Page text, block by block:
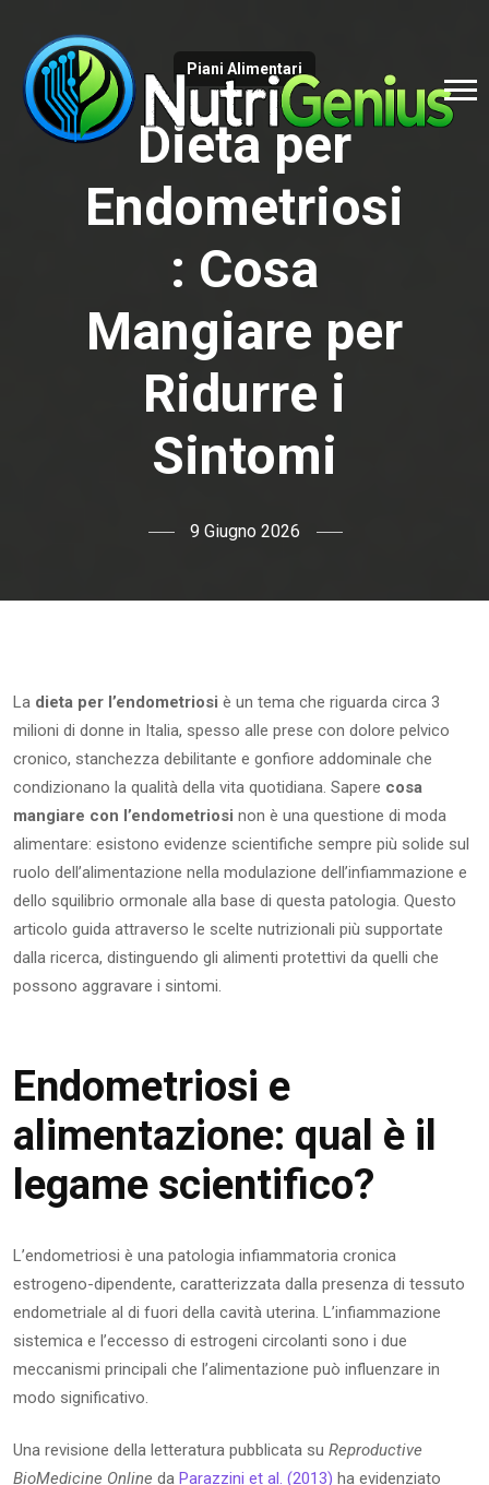
Piani Alimentari
Dieta per
Endometriosi
: Cosa
Mangiare per
Ridurre i
Sintomi
9 Giugno 2026
La dieta per l’endometriosi è un tema che riguarda circa 3
milioni di donne in Italia, spesso alle prese con dolore pelvico
cronico, stanchezza debilitante e gonfiore addominale che
condizionano la qualità della vita quotidiana. Sapere cosa
mangiare con l’endometriosi non è una questione di moda
alimentare: esistono evidenze scientifiche sempre più solide sul
ruolo dell’alimentazione nella modulazione dell’infiammazione e
dello squilibrio ormonale alla base di questa patologia. Questo
articolo guida attraverso le scelte nutrizionali più supportate
dalla ricerca, distinguendo gli alimenti protettivi da quelli che
possono aggravare i sintomi.
Endometriosi e
alimentazione: qual è il
legame scientifico?
L’endometriosi è una patologia infiammatoria cronica
estrogeno-dipendente, caratterizzata dalla presenza di tessuto
endometriale al di fuori della cavità uterina. L’infiammazione
sistemica e l’eccesso di estrogeni circolanti sono i due
meccanismi principali che l’alimentazione può influenzare in
modo significativo.
Una revisione della letteratura pubblicata su Reproductive
BioMedicine Online da Parazzini et al. (2013) ha evidenziato